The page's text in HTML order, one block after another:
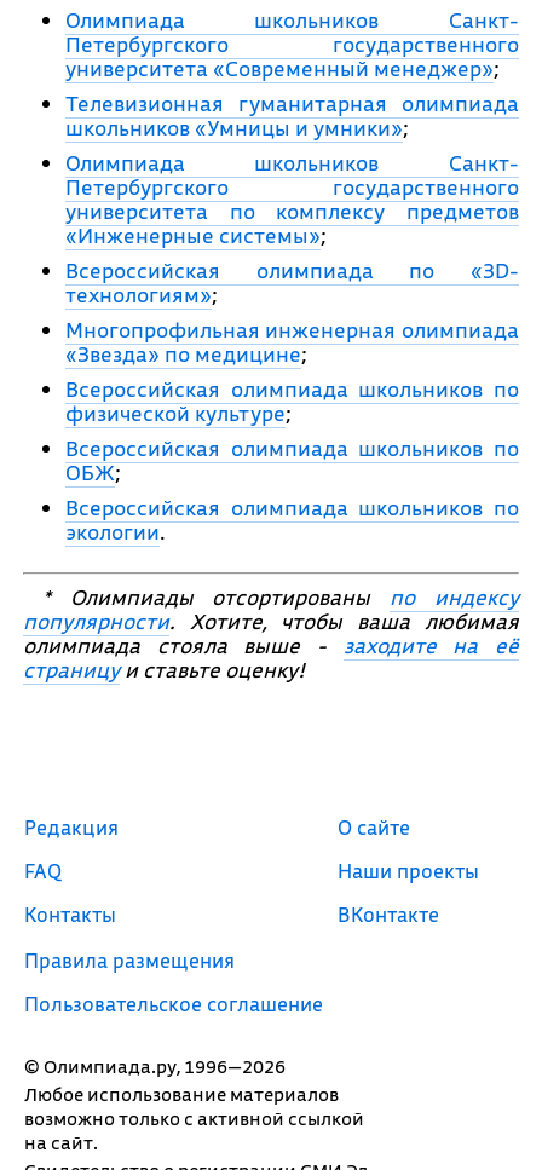
Олимпиада школьников Санкт-
Петербургского государственного
университета «Современный менеджер»;
Телевизионная гуманитарная олимпиада
школьников «Умницы и умники»;
Олимпиада школьников Санкт-
Петербургского государственного
университета по комплексу предметов
«Инженерные системы»;
Всероссийская олимпиада по «ЗD-
технологиям»;
Многопрофильная инженерная олимпиада
«Звезда» по медицине;
Всероссийская олимпиада школьников по
физической культуре;
Всероссийская олимпиада школьников по
ОБЖ;
Всероссийская олимпиада школьников по
экологии.
* Олимпиады отсортированы по индексу
популярности. Хотите, чтобы ваша любимая
олимпиада стояла выше - заходите на её
страницуи ставьте оценку!
© Олимпиада.ру, 1996—2026
Любое использование материалов
возможно только с активной ссылкой
на сайт.
Редакция
FAQ
Контакты
Правила размещения
Пользовательское соглашение
О сайте
Наши проекты
ВКонтакте